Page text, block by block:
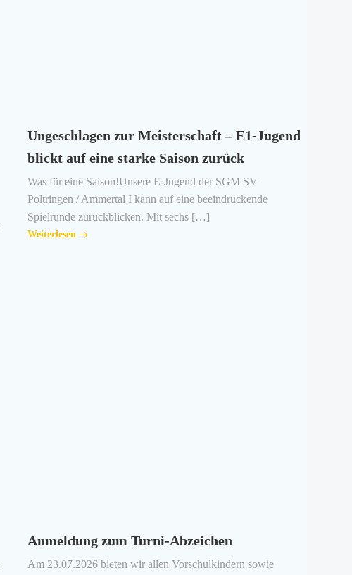
Ungeschlagen zur Meisterschaft – E1-Jugend
blickt auf eine starke Saison zurück
Was für eine Saison!Unsere E-Jugend der SGM SV
Poltringen / Ammertal I kann auf eine beeindruckende
Spielrunde zurückblicken. Mit sechs […]
Weiterlesen
Anmeldung zum Turni-Abzeichen
Am 23.07.2026 bieten wir allen Vorschulkindern sowie